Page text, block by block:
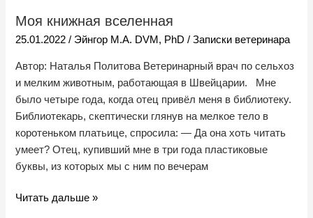
Моя книжная вселенная
25.01.2022/ Эйнгор М.А. DVM, PhD/Записки ветеринара
Автор: Наталья Политова Ветеринарный врач по сельхоз
и мелким животным, работающая в Швейцарии. Мне
было четыре года, когда отец привёл меня в библиотеку.
Библиотекарь, скептически глянув на мелкое тело в
коротеньком платьице, спросила: — Да она хоть читать
умеет? Отец, купивший мне в три года пластиковые
буквы, из которых мы с ним по вечерам
вселенная
Читать дальше »